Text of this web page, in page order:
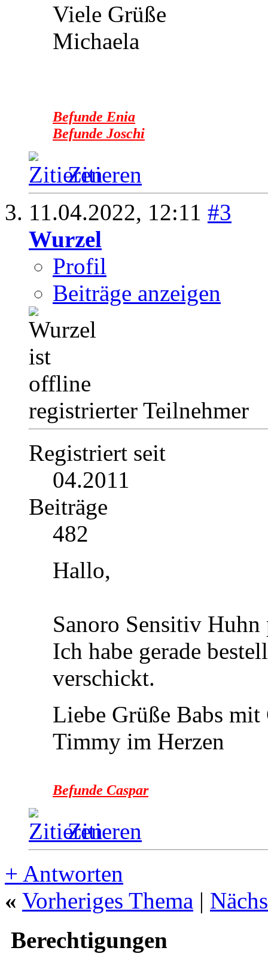
Viele Grüße
Michaela
Befunde Enia
Befunde Joschi
Zitieren
11.04.2022, 12:11 #3
Wurzel
Profil
Beiträge anzeigen
registrierter Teilnehmer
Registriert seit
04.2011
Beiträge
482
Hallo,
Sanoro Sensitiv
Ich habe gerade
verschickt.
Liebe Grüße Babs mit
Timmy im Herzen
Befunde Caspar
Zitieren
+ Antworten
« Vorheriges Thema |
Berechtigungen